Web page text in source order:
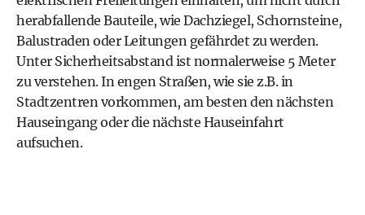
herabfallende Bauteile, wie Dachziegel, Schornsteine,
Balustraden oder Leitungen gefährdet zu werden.
Unter Sicherheitsabstand ist normalerweise 5 Meter
zu verstehen. In engen Straßen, wie sie z.B. in
Stadtzentren vorkommen, am besten den nächsten
Hauseingang oder die nächste Hauseinfahrt
aufsuchen.